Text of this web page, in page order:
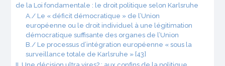
de la Loi fondamentale : le droit politique selon Karlsruhe
A./ Le « déficit démocratique » de l’Union
européenne ou le droit individuel à une légitimation
démocratique suffisante des organes de l’Union
B./ Le processus d’intégration européenne « sous la
surveillance totale de Karlsruhe » [43]